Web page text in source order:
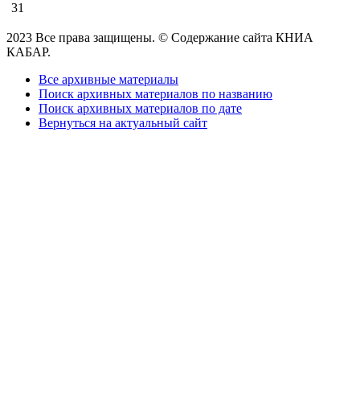
31
2023 Все права защищены. © Содержание сайта КНИА
КАБАР.
Все архивные материалы
Поиск архивных материалов по названию
Поиск архивных материалов по дате
Вернуться на актуальный сайт